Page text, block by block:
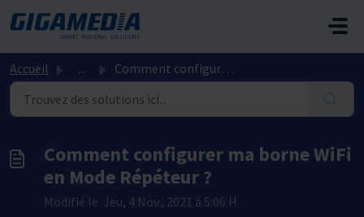
Accueil ... Comment configurer ma borne WiFi en Mode Répéteur ?
Comment configurer ma borne WiFi
en Mode Répéteur ?
Modifié le Jeu, 4 Nov., 2021 à 5:06 H